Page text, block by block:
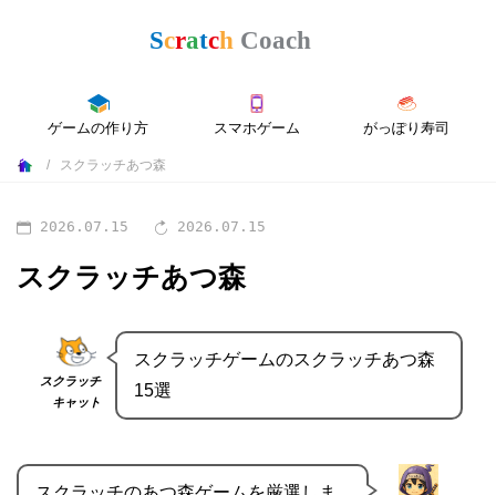
ゲームの作り方 スマホゲーム がっぽり寿司
スクラッチあつ森
2026.07.15 2026.07.15
スクラッチあつ森
スクラッチ
キャット
スクラッチゲームのスクラッチあつ森
15選